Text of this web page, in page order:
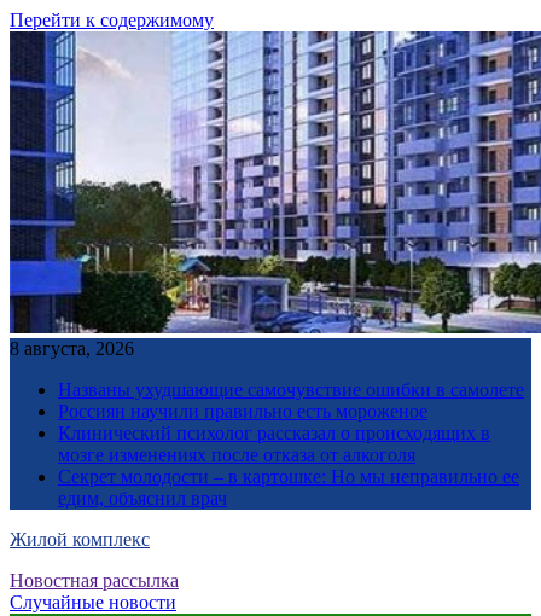
Перейти к содержимому
8 августа, 2026
Названы ухудшающие самочувствие ошибки в самолете
Россиян научили правильно есть мороженое
Клинический психолог рассказал о происходящих в
мозге изменениях после отказа от алкоголя
Секрет молодости – в картошке: Но мы неправильно ее
едим, объяснил врач
Жилой комплекс
Новостная рассылка
Случайные новости